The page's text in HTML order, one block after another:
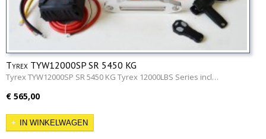
Tyrex TYW12000SP SR 5450 KG
Tyrex TYW12000SP SR 5450 KG Tyrex 12000LBS Series incl…
€ 565,00
IN WINKELWAGEN